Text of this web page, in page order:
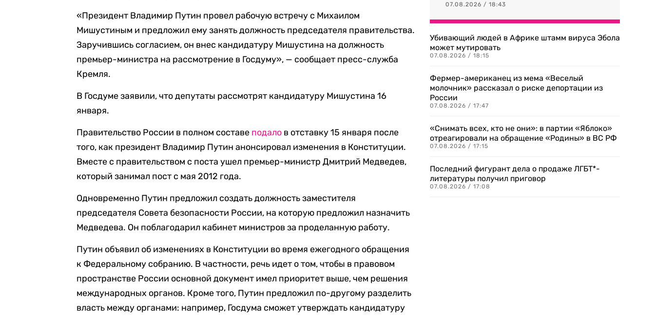
«Президент Владимир Путин провел рабочую встречу с Михаилом
Мишустиным и предложил ему занять должность председателя правительства.
Заручившись согласием, он внес кандидатуру Мишустина на должность
премьер-министра на рассмотрение в Госдуму», — сообщает пресс-служба
Кремля.
В Госдуме заявили, что депутаты рассмотрят кандидатуру Мишустина 16
января.
Правительство России в полном составе подало в отставку 15 января после
того, как президент Владимир Путин анонсировал изменения в Конституции.
Вместе с правительством с поста ушел премьер-министр Дмитрий Медведев,
который занимал пост с мая 2012 года.
Одновременно Путин предложил создать должность заместителя
председателя Совета безопасности России, на которую предложил назначить
Медведева. Он поблагодарил кабинет министров за проделанную работу.
Путин объявил об изменениях в Конституции во время ежегодного обращения
к Федеральному собранию. В частности, речь идет о том, чтобы в правовом
пространстве России основной документ имел приоритет выше, чем решения
международных органов. Кроме того, Путин предложил по-другому разделить
власть между органами: например, Госдума сможет утверждать кандидатуру
07.08.2026 / 18:43
Убивающий людей в Африке штамм вируса Эбола
может мутировать
07.08.2026 / 18:15
Фермер-американец из мема «Веселый
молочник» рассказал о риске депортации из
России
07.08.2026 / 17:47
«Снимать всех, кто не они»: в партии «Яблоко»
отреагировали на обращение «Родины» в ВС РФ
07.08.2026 / 17:15
Последний фигурант дела о продаже ЛГБТ*-
литературы получил приговор
07.08.2026 / 17:08